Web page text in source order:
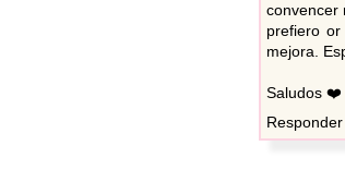
convencer
prefiero
mejora.
Saludos ❤️
Responder